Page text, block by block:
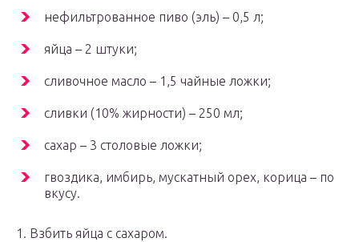
нефильтрованное пиво (эль) – 0,5 л;
яйца – 2 штуки;
сливочное масло – 1,5 чайные ложки;
сливки (10% жирности) – 250 мл;
сахар – 3 столовые ложки;
гвоздика, имбирь, мускатный орех, корица – по
вкусу.
1. Взбить яйца с сахаром.